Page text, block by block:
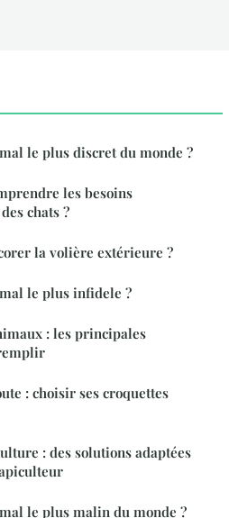
le plus discret du monde ?
les besoins
chats ?
la volière extérieure ?
le plus infidele ?
: les principales
: choisir ses croquettes
: des solutions adaptées
le plus malin du monde ?